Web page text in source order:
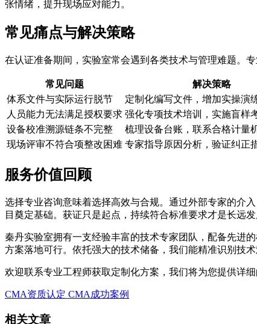
张情绪，提升现场应对能力。
常见痛点与解决策略
在认证准备期间，实验室常会遇到各类技术与管理难题。
常见问题
解决策略
体系文件与实际运行脱节
定制化编写文件，增加实操演
人员能力无法满足授权要求 强化专项技术培训，实施盲样
设备校准溯源链条不完整
梳理设备台账，联系合格计量
现场评审不符合项整改困难 专家指导原因分析，验证纠正
服务价值回顾
选择专业咨询意味着选择高效与合规。通过外部专家的介
目奠定基础。获证只是起点，持续符合标准要求才是长远发
秦丹实验室拥有一支经验丰富的技术专家团队，配备先进
方案落地可行。依托强大的技术储备，我们能精准识别技
欢迎联系专业工程师获取定制化方案，我们将为您提供详细
CMA资质认定 CMA成功案例
相关文章